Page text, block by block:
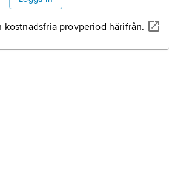
kostnadsfria provperiod härifrån.